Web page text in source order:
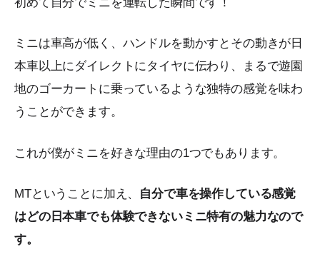
ミニは車高が低く、ハンドルを動かすとその動きが日
本車以上にダイレクトにタイヤに伝わり、まるで遊園
地のゴーカートに乗っているような独特の感覚を味わ
うことができます。
これが僕がミニを好きな理由の1つでもあります。
MTということに加え、 自分で車を操作している感覚
はどの日本車でも体験できないミニ特有の魅力なので
す。